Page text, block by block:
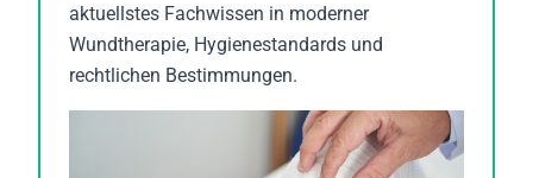
aktuellstes Fachwissen in moderner
Wundtherapie, Hygienestandards und
rechtlichen Bestimmungen.